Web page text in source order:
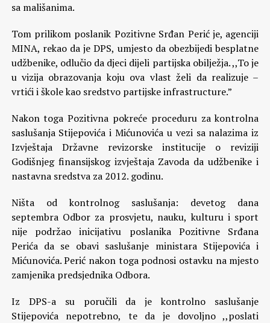
sa mališanima.
Tom prilikom poslanik Pozitivne Srđan Perić je, agenciji
MINA, rekao da je DPS, umjesto da obezbijedi besplatne
udžbenike, odlučio da djeci dijeli partijska obilježja. ,,To je
u vizija obrazovanja koju ova vlast želi da realizuje –
vrtići i škole kao sredstvo partijske infrastructure.”
Nakon toga Pozitivna pokreće proceduru za kontrolna
saslušanja Stijepovića i Mićunovića u vezi sa nalazima iz
Izvještaja Državne revizorske institucije o reviziji
Godišnjeg finansijskog izvještaja Zavoda da udžbenike i
nastavna sredstva za 2012. godinu.
Ništa od kontrolnog saslušanja: devetog dana
septembra Odbor za prosvjetu, nauku, kulturu i sport
nije podržao inicijativu poslanika Pozitivne Srđana
Perića da se obavi saslušanje ministara Stijepovića i
Mićunovića. Perić nakon toga podnosi ostavku na mjesto
zamjenika predsjednika Odbora.
Iz DPS-a su poručili da je kontrolno saslušanje
Stijepovića nepotrebno, te da je dovoljno ,,poslati